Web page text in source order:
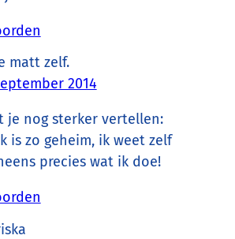
matt zelf.
2014
je nog sterker vertellen:
is zo geheim, ik weet zelf
precies wat ik doe!